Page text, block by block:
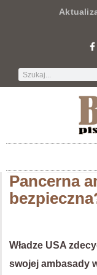
Aktualizacja
Pancerna
Władze USA
swojej ambasady